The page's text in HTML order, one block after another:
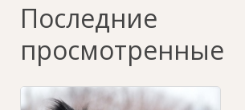
Последние
просмотренные